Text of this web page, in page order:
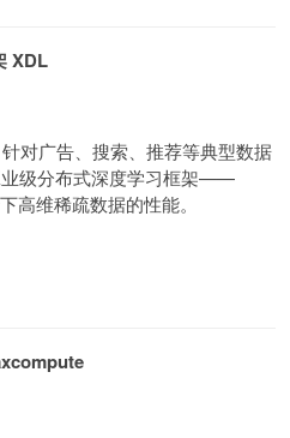
XDL
对广告、搜索、推荐等典型数据
级分布式深度学习框架——
高维稀疏数据的性能。